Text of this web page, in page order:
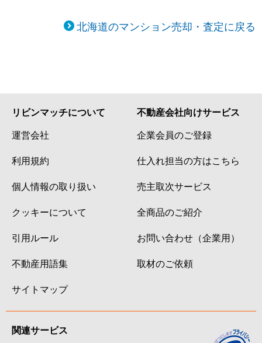
北海道のマンション売却・査定に戻る
リビンマッチについて
運営会社
利用規約
個人情報の取り扱い
クッキーについて
引用ルール
不動産用語集
サイトマップ
不動産会社向けサービス
企業会員のご登録
仕入れ担当の方はこちら
売主取次サービス
全商品のご紹介
お問い合わせ（企業用）
取材のご依頼
関連サービス